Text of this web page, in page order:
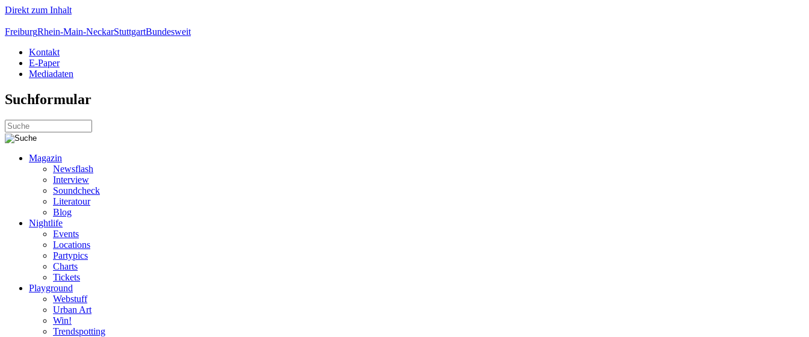
Direkt zum Inhalt
FreiburgRhein-Main-NeckarStuttgartBundesweit
Kontakt
E-Paper
Mediadaten
Suchformular
Magazin
Newsflash
Interview
Soundcheck
Literatour
Blog
Nightlife
Events
Locations
Partypics
Charts
Tickets
Playground
Webstuff
Urban Art
Win!
Trendspotting